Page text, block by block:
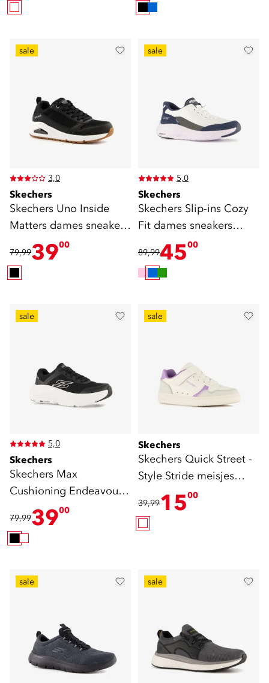
sale
3,0
Skechers
Skechers Uno Inside
Matters dames sneakers
zwart
79,993900
sale
5,0
Skechers
Skechers Slip-ins Cozy
Fit dames sneakers
blauw wit
89,994500
sale
5,0
Skechers
Skechers Max
Cushioning Endeavour
dames sneakers zwart
79,993900
sale
Skechers
Skechers Quick Street -
Style Stride meisjes
sneakers wit
39,991500
sale sale